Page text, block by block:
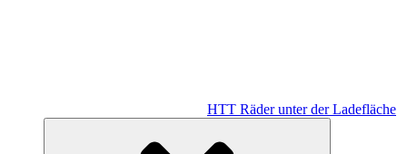
HTT Räder unter der Ladefläche